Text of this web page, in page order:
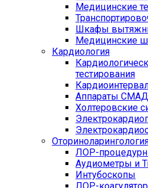
Медицинские
Шкафы
Медицинские
Кардиология
тестирования
Аппараты СМАД
Холтеровские
ЛОР-
Аудиометры и
Интубоскопы